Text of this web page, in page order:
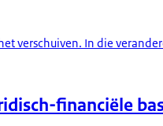
verschuiven. In die
financiële